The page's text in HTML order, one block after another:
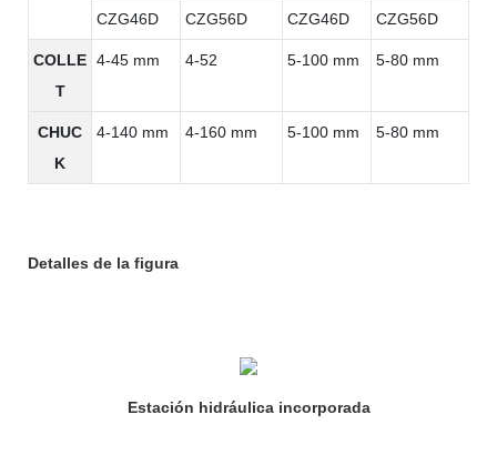
CZG46D CZG56D CZG46D CZG56D
COLLE
T
4-45 mm 4-52 5-100 mm 5-80 mm
CHUC
K
4-140 mm 4-160 mm 5-100 mm 5-80 mm
Detalles de la figura
Estación hidráulica incorporada